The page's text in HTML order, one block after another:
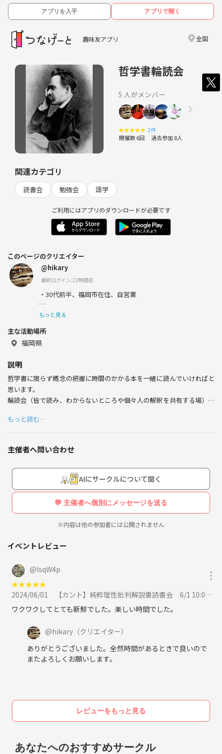
アプリを入手 アプリで開く
趣味友アプリ 全国
哲学書輪読会
5 人がメンバー
★★★★★ 2件
開催数 6回 過去参加 8人
関連カテゴリ
読書会 勉強会 語学
ご利用にはアプリのダウンロードが必要です
このページのクリエイター
@hikary
最終ログイン:22時間前
・30代前半、福岡市在住、自営業
今は興味の赴くままに生きています。若い方や年配の方か
新しい事を学ぶのが好きです。
もっと見る
主な活動場所
福岡県
説明
哲学書に限らず概念の把握に時間のかかる本を一緒に読んでいければと
思います。
輪読会（皆で読み、わからないところや個々人の解釈を共有する場）の
友達ではなく、一緒に考えて理解を進める仲間を作ることができます。
2024年2月現在、デカルトの入門書を読んでおります。
メンバーの多様性を重視しております。20代から40代まで現在4名で活
動しております。（男性二人女性二人）みなさん参加できるときに参加
するくらいのゆるい感じでやってます。ゼロから始めているので安心し
てご参加ください。
もっと読む…
主催者へ問い合わせ
AIにサークルについて聞く
💬 主催者へ個別にメッセージを送る
※内容は他の参加者には公開されません
イベントレビュー
@lsqW4p
★★★★★
2024/06/01
【カント】純粋理性批判解説書読書会 6/1 10:00-に参加
ワクワクしてとても新鮮でした。楽しい時間でした。
@hikary （クリエイター）
ありがとうございました。全然時間があるときで良いので
またよろしくお願いします。
レビューをもっと見る
あなたへのおすすめサークル